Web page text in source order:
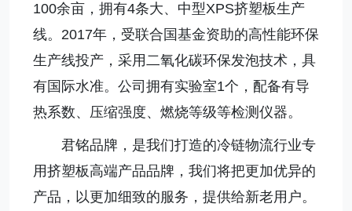
100余亩，拥有4条大、中型XPS挤塑板生产
线。2017年，受联合国基金资助的高性能环保
生产线投产，采用二氧化碳环保发泡技术，具
有国际水准。公司拥有实验室1个，配备有导
热系数、压缩强度、燃烧等级等检测仪器。
君铭品牌，是我们打造的冷链物流行业专
用挤塑板高端产品品牌，我们将把更加优异的
产品，以更加细致的服务，提供给新老用户。